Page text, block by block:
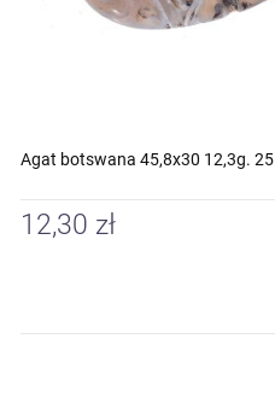
Agat botswana 45,8x30 12,3g. 25
12,30 zł